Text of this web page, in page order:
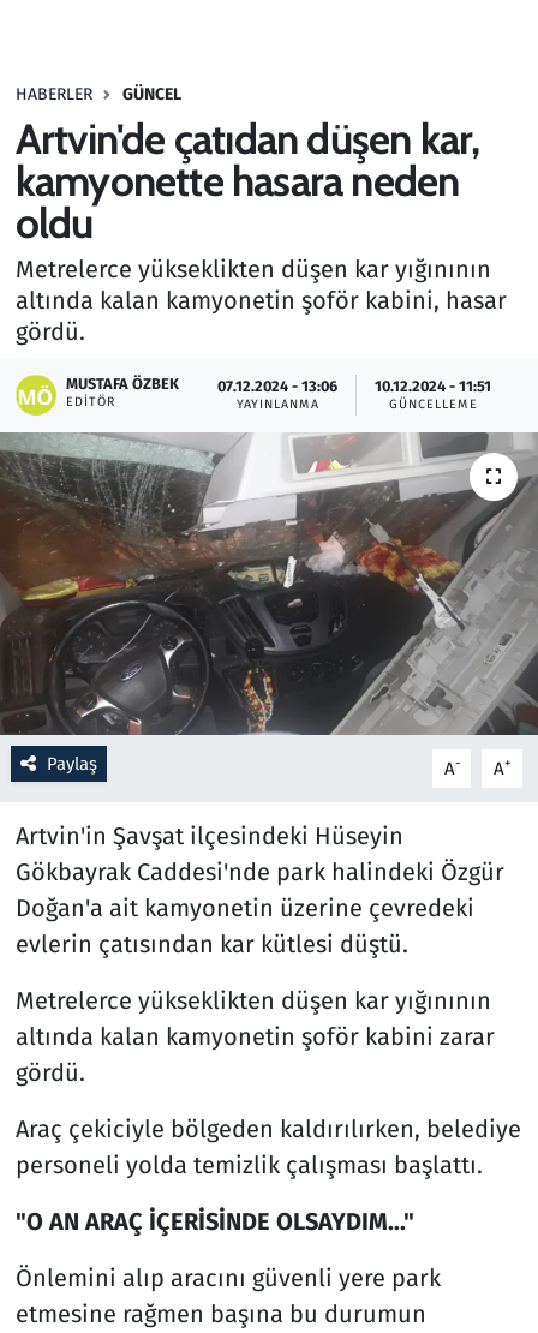
HABERLER GÜNCEL
Artvin'de çatıdan düşen kar,
kamyonette hasara neden
oldu
Metrelerce yükseklikten düşen kar yığınının
altında kalan kamyonetin şoför kabini, hasar
gördü.
MUSTAFA ÖZBEK
EDITÖR
07.12.2024 - 13:06
YAYINLANMA
10.12.2024 - 11:51
GÜNCELLEME
Paylaş A- A+
Artvin'in Şavşat ilçesindeki Hüseyin
Gökbayrak Caddesi'nde park halindeki Özgür
Doğan'a ait kamyonetin üzerine çevredeki
evlerin çatısından kar kütlesi düştü.
Metrelerce yükseklikten düşen kar yığınının
altında kalan kamyonetin şoför kabini zarar
gördü.
Araç çekiciyle bölgeden kaldırılırken, belediye
personeli yolda temizlik çalışması başlattı.
"O AN ARAÇ İÇERİSİNDE OLSAYDIM..."
Önlemini alıp aracını güvenli yere park
etmesine rağmen başına bu durumun
Haber
Kültür Sanat
Kurumsal Haberler
Lezzet Durağı
Memur ve Kamu
Otomobil
Oyun
Ramazan
Resmi İlanlar
Rüya Tabirleri
Sağlık
Savunma Sanayi
Seçim 2023
Spor
Teknoloji ve Bilim
Televizyon